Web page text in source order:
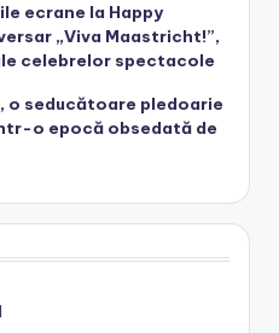
ecrane la Happy
„Viva Maastricht!”,
celebrelor spectacole
o seducătoare pledoarie
o epocă obsedată de